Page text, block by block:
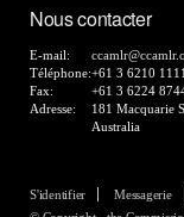
Nous contacter
E-mail:
Téléphone:+61 3 6210 1111
Fax:
+61 3 6224
Adresse:
181 Macquarie
Australia
S'identifier Messagerie